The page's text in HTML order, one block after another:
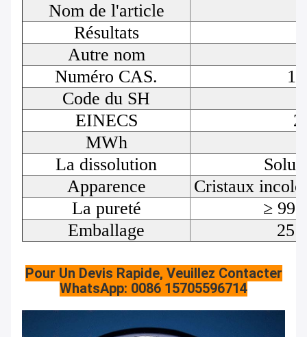
Nom de l'article
Résultats
Autre nom
Numéro CAS.
Code du SH
EINECS
MWh
La dissolution
Apparence
Cristaux
La pureté
≥
Emballage
25
Pour Un Devis Rapide, Veuillez Contacter
WhatsApp: 0086 15705596714